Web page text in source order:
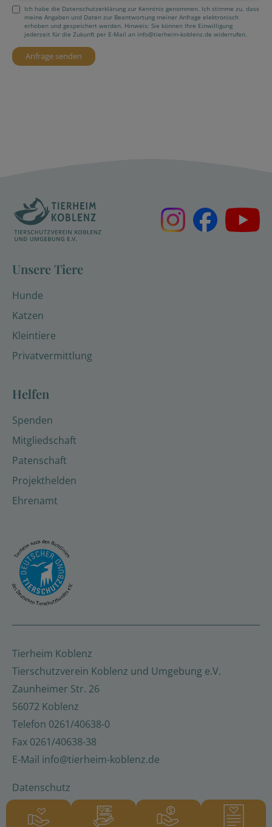
Ich habe die Datenschutzerklärung zur Kenntnis genommen. Ich stimme zu, dass
meine Angaben und Daten zur Beantwortung meiner Anfrage elektronisch
erhoben und gespeichert werden. Hinweis: Sie können Ihre Einwilligung
jederzeit für die Zukunft per E-Mail an info@tierheim-koblenz.de widerrufen.
Unsere Tiere
Hunde
Katzen
Kleintiere
Privatvermittlung
Helfen
Spenden
Mitgliedschaft
Patenschaft
Projekthelden
Ehrenamt
Tierheim Koblenz
Tierschutzverein Koblenz und Umgebung e.V.
Zaunheimer Str. 26
56072 Koblenz
Telefon 0261/40638-0
Fax 0261/40638-38
E-Mail info@tierheim-koblenz.de
Datenschutz
Barrierefreiheitserklärung